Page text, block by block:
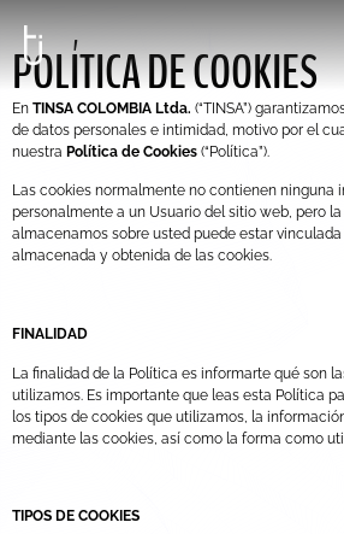
POLÍTICA DE COOKIES
En TINSA COLOMBIA Ltda. (“TINSA”)
de datos personales e intimidad, motivo por el
nuestra Política de Cookies (“Política”).
Las cookies normalmente no contienen ninguna
personalmente a un Usuario del sitio web, pero
almacenamos sobre usted puede estar
almacenada y obtenida de las cookies.
FINALIDAD
La finalidad de la Política es informarte qué son
utilizamos. Es importante que leas esta Política
los tipos de cookies que utilizamos, la
mediante las cookies, así como la forma como
TIPOS DE COOKIES